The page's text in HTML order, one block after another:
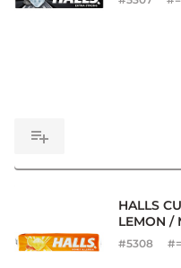
HALLS
LEMON /
#5308